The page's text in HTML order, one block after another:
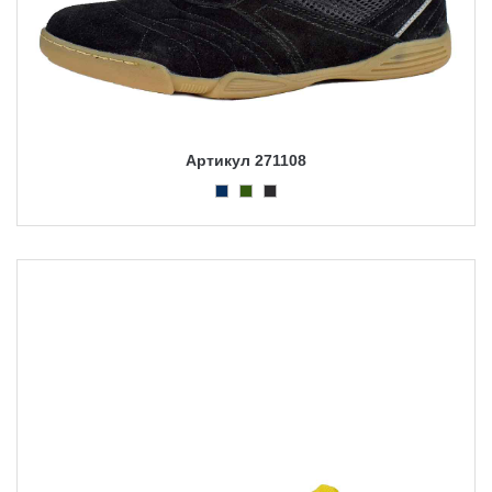
Артикул 271108